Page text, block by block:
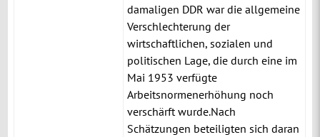
damaligen DDR war die allgemeine
Verschlechterung der
wirtschaftlichen, sozialen und
politischen Lage, die durch eine im
Mai 1953 verfügte
Arbeitsnormenerhöhung noch
verschärft wurde.Nach
Schätzungen beteiligten sich daran